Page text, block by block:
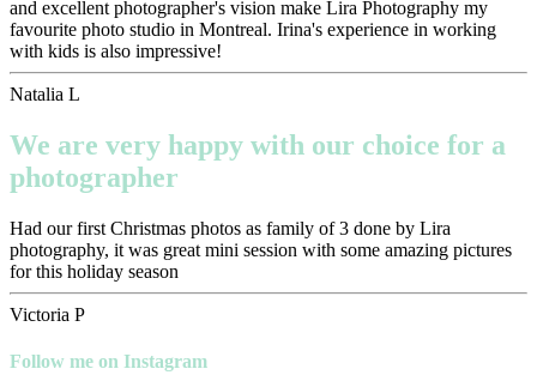
and excellent photographer's vision make Lira Photography my
favourite photo studio in Montreal. Irina's experience in working
with kids is also impressive!
Natalia L
We are very happy with our choice for a
photographer
Had our first Christmas photos as family of 3 done by Lira
photography, it was great mini session with some amazing pictures
for this holiday season
Victoria P
Follow me on Instagram